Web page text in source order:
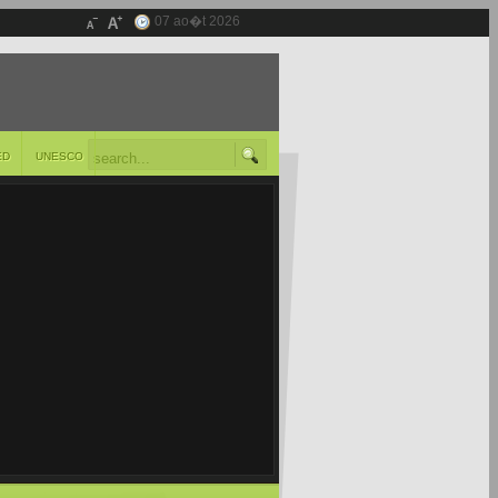
07 ao�t 2026
UNESCO